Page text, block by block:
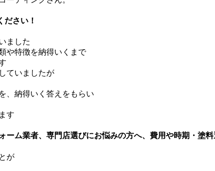
さい！
ました
や特徴を納得いくまで
ていましたが
、納得いく答えをもらい
す
ム業者、専門店選びにお悩みの方へ、費用や時期・塗
が